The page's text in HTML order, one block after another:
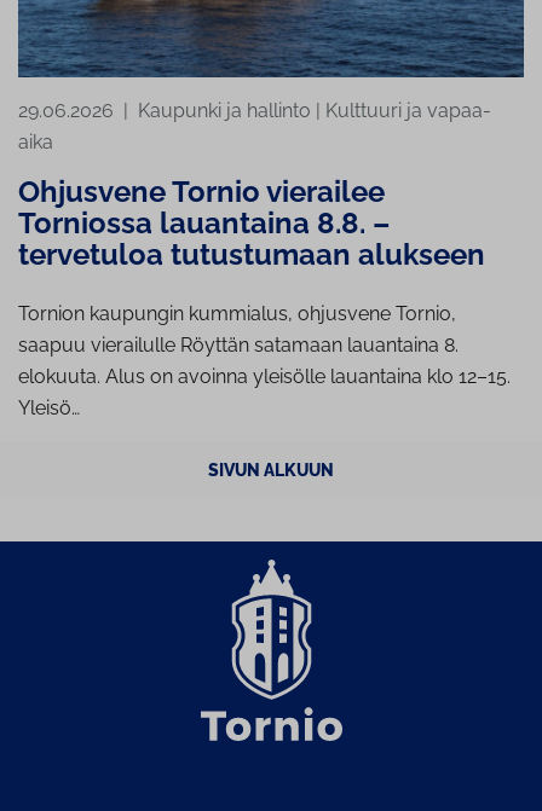
29.06.2026 | Kaupunki ja hallinto | Kulttuuri ja vapaa-
aika
Ohjusvene Tornio vierailee
Torniossa lauantaina 8.8. –
tervetuloa tutustumaan alukseen
Tornion kaupungin kummialus, ohjusvene Tornio,
saapuu vierailulle Röyttän satamaan lauantaina 8.
elokuuta. Alus on avoinna yleisölle lauantaina klo 12–15.
Yleisö…
SIVUN ALKUUN